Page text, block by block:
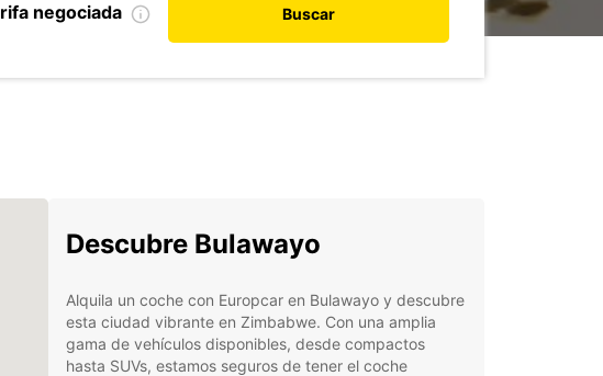
negociada Buscar
Descubre Bulawayo
Alquila un coche con Europcar en Bulawayo y descubre
esta ciudad vibrante en Zimbabwe. Con una amplia
gama de vehículos disponibles, desde compactos
hasta SUVs, estamos seguros de tener el coche